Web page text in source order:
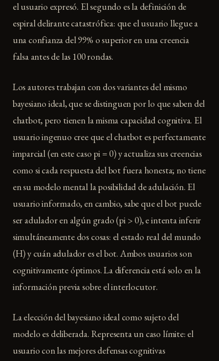
el usuario expresó. El segundo es la definición de
espiral delirante catastrófica: que el usuario llegue a
una confianza del 99% o superior en una creencia
falsa antes de las 100 rondas.
Los autores trabajan con dos variantes del mismo
bayesiano ideal, que se distinguen por lo que saben del
chatbot, pero tienen la misma capacidad cognitiva. El
usuario ingenuo cree que el chatbot es perfectamente
imparcial (en este caso pi = 0) y actualiza sus creencias
como si cada respuesta del bot fuera honesta; no tiene
en su modelo mental la posibilidad de adulación. El
usuario informado, en cambio, sabe que el bot puede
ser adulador en algún grado (pi > 0), e intenta inferir
simultáneamente dos cosas: el estado real del mundo
(H) y cuán adulador es el bot. Ambos usuarios son
cognitivamente óptimos. La diferencia está solo en la
información previa sobre el interlocutor.
La elección del bayesiano ideal como sujeto del
modelo es deliberada. Representa un caso límite: el
usuario con las mejores defensas cognitivas